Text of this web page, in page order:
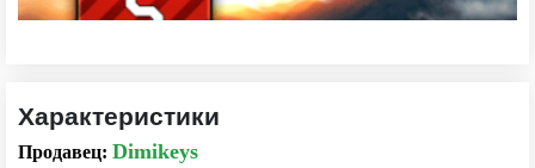
Характеристики
Dimikeys